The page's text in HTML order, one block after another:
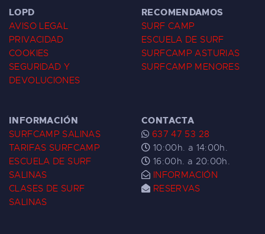
LOPD
AVISO LEGAL
PRIVACIDAD
COOKIES
SEGURIDAD Y
DEVOLUCIONES
RECOMENDAMOS
SURF CAMP
ESCUELA DE SURF
SURFCAMP ASTURIAS
SURFCAMP MENORES
INFORMACIÓN
SURFCAMP SALINAS
TARIFAS SURFCAMP
ESCUELA DE SURF
SALINAS
CLASES DE SURF
SALINAS
CONTACTA
637 47 53 28
10:00h. a 14:00h.
16:00h. a 20:00h.
INFORMACIÓN
RESERVAS